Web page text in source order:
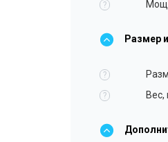
?
Размер
?
? Вес,